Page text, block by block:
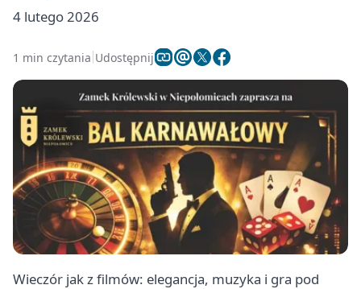
4 lutego 2026
1 min czytania Udostępnij
Wieczór jak z filmów: elegancja, muzyka i gra pod